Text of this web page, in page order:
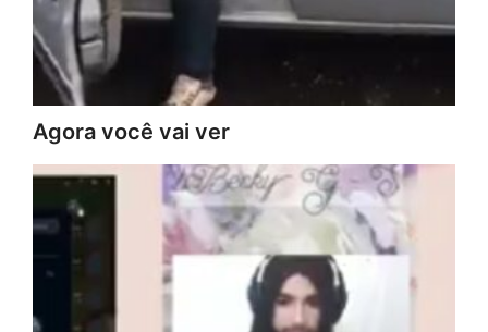
Agora você vai ver